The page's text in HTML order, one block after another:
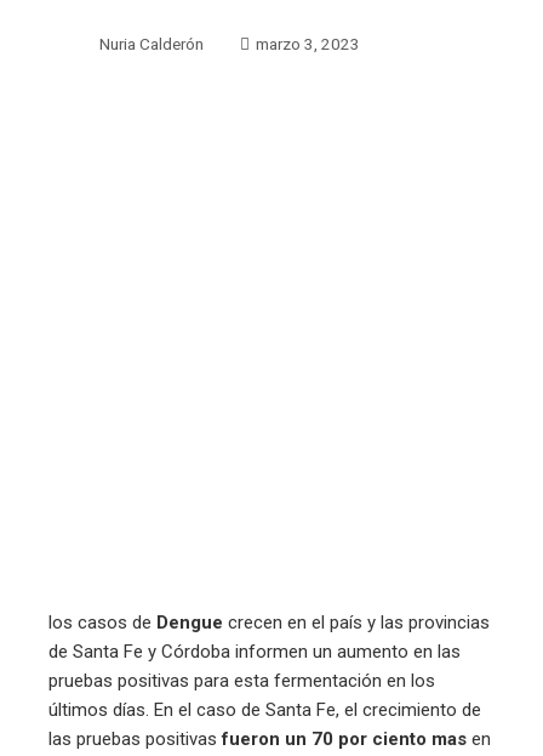
Nuria Calderón marzo 3, 2023
los casos de Dengue crecen en el país y las provincias
de Santa Fe y Córdoba informen un aumento en las
pruebas positivas para esta fermentación en los
últimos días. En el caso de Santa Fe, el crecimiento de
las pruebas positivas fueron un 70 por ciento mas en